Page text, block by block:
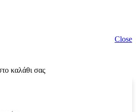
Close
καλάθι σας